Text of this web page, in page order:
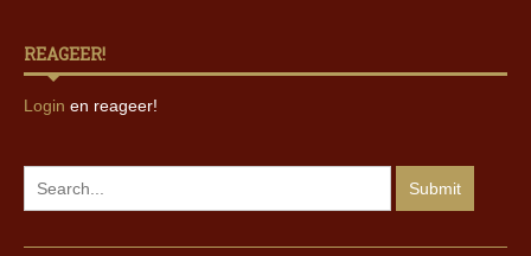
REAGEER!
Login en reageer!